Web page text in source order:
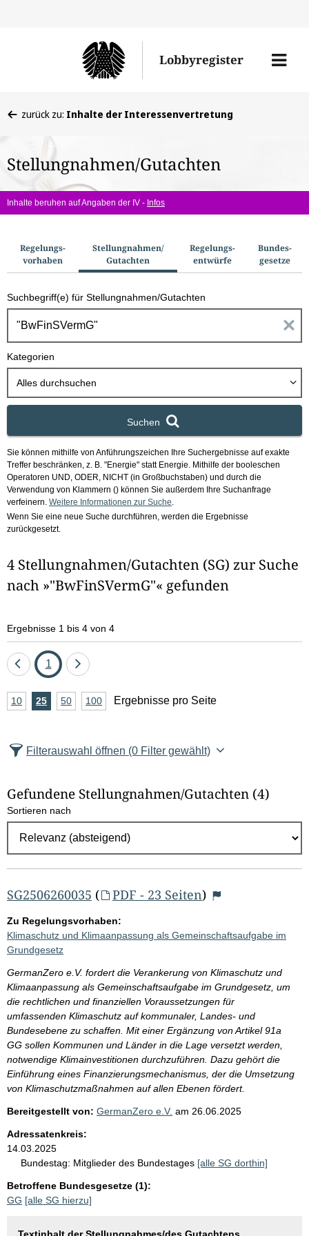
den
Lobbyregister
Menü
befinden
hier:
zurück zu: Inhalte der Interessenvertretung
Stellungnahmen/Gutachten
Inhalte beruhen auf Angaben der IV - Infos
u
c
h
o
Regelungs­
vorhaben
Stellungnahmen/​
Gutachten
Regelungs­
entwürfe
Bundes­
gesetze
Suchbegriff(e) für Stellungnahmen/Gutachten
n
g
a
m
h
Kategorien
Alles durchsuchen
Suchen
Sie können mithilfe von Anführungszeichen Ihre Suchergebnisse auf exakte
Treffer beschränken, z. B. "Energie" statt Energie. Mithilfe der booleschen
Operatoren UND, ODER, NICHT (in Großbuchstaben) und durch die
Verwendung von Klammern () können Sie außerdem Ihre Suchanfrage
verfeinern. Weitere Informationen zur Suche
Wenn Sie eine neue Suche durchführen, werden die Ergebnisse
zurückgesetzt.
4 Stellungnahmen/Gutachten (SG) zur Suche
nach »"BwFinSVermG"« gefunden
Ergebnisse 1 bis 4 von 4
Eine
zurück
Seite
1
Eine
vor
A
z
l
E
g
e
b
n
i
s
s
e
p
r
o
S
e
i
e
10Ergebnisse
25Ergebnisse
50Ergebnisse
100Ergebnisse
Ergebnisse pro Seite
Filterauswahl öffnen (0 Filter gewählt)
Gefundene Stellungnahmen/⁠Gutachten (4)
Sortieren nach
SG2506260035 ( PDF - 23 Seiten)
Zu Regelungsvorhaben:
Klimaschutz und Klimaanpassung als Gemeinschaftsaufgabe im
Grundgesetz
GermanZero e.V. fordert die Verankerung von Klimaschutz und
Klimaanpassung als Gemeinschaftsaufgabe im Grundgesetz, um
die rechtlichen und finanziellen Voraussetzungen für
umfassenden Klimaschutz auf kommunaler, Landes- und
Bundesebene zu schaffen. Mit einer Ergänzung von Artikel 91a
GG sollen Kommunen und Länder in die Lage versetzt werden,
notwendige Klimainvestitionen durchzuführen. Dazu gehört die
Einführung eines Finanzierungsmechanismus, der die Umsetzung
von Klimaschutzmaßnahmen auf allen Ebenen fördert.
Bereitgestellt von: GermanZero e.V. am 26.06.2025
Adressatenkreis:
14.03.2025
Bundestag: Mitglieder des Bundestages [alle SG dorthin]
Betroffene Bundesgesetze (1):
GG [alle SG hierzu]
Textinhalt der Stellungnahmes/des Gutachtens